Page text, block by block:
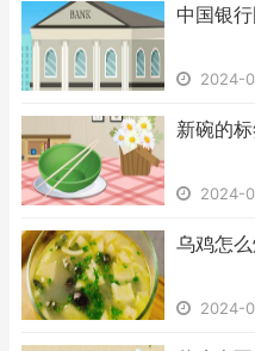
中国银
2024-
新碗的
2024-
乌鸡怎
2024-